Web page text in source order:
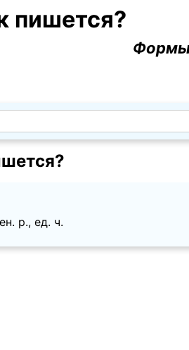
пишется?
Формы
p., ед. ч.